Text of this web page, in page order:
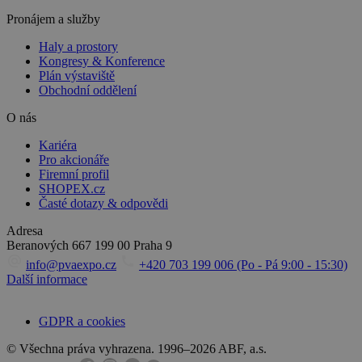
Pronájem a služby
Haly a prostory
Kongresy & Konference
Plán výstaviště
Obchodní oddělení
O nás
Kariéra
Pro akcionáře
Firemní profil
SHOPEX.cz
Časté dotazy & odpovědi
Adresa
Beranových 667 199 00 Praha 9
info@pvaexpo.cz
+420 703 199 006 (Po - Pá 9:00 - 15:30)
Další informace
GDPR a cookies
© Všechna práva vyhrazena. 1996–2026 ABF, a.s.